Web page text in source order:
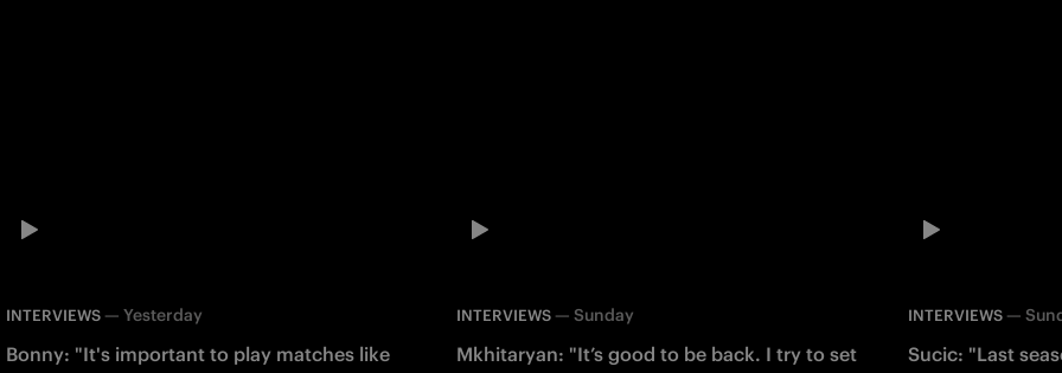
INTERVIEWS— Yesterday
Bonny: "It's important to play matches like
INTERVIEWS —Sunday
Mkhitaryan: "It’s good to be back. I try to set
INTERVIEWS—
Sucic: "Last